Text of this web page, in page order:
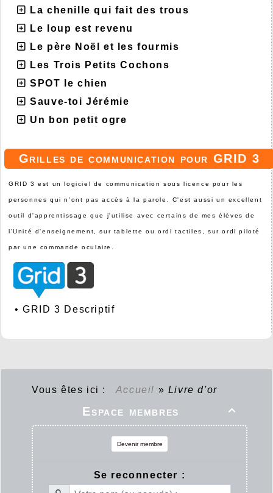
La chenille qui fait des trous
Le loup est revenu
Le père Noël et les fourmis
Les Trois Petits Cochons
SPOT le chien
Sauve-toi Jérémie
Un bon petit ogre
Grilles de communication pour GRID 3
GRID 3 est un logiciel de communication sous licence pour les
personnes qui n'ont pas accès à la parole. C'est aussi un excellent
outil d'apprentissage que j'utilise avec certains de mes élèves de
l'Unité d'enseignement, sur tablette ou ordi tactiles, sur ordi piloté
par une commande oculaire.
•GRID 3 Descriptif
Vous êtes ici : Accueil » Livre d'or

Espace membres
Devenir membre
Se reconnecter :